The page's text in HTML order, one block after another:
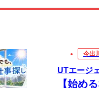
今出
UTエージ
【始め